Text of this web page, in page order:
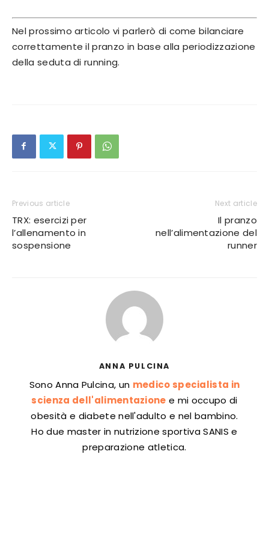
Nel prossimo articolo vi parlerò di come bilanciare
correttamente il pranzo in base alla periodizzazione
della seduta di running.
Previous article
TRX: esercizi per
l’allenamento in
sospensione
Next article
Il pranzo
nell’alimentazione del
runner
ANNA PULCINA
Sono Anna Pulcina, un medico specialista in
scienza dell'alimentazione e mi occupo di
obesità e diabete nell'adulto e nel bambino.
Ho due master in nutrizione sportiva SANIS e
preparazione atletica.